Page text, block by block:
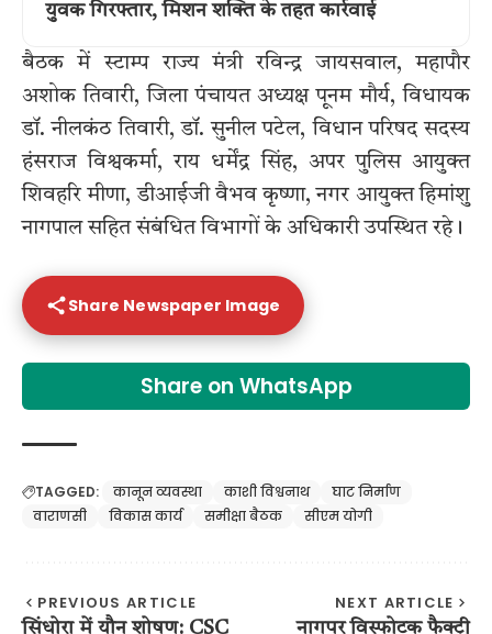
युवक गिरफ्तार, मिशन शक्ति के तहत कार्रवाई
बैठक में स्टाम्प राज्य मंत्री रविन्द्र जायसवाल, महापौर
अशोक तिवारी, जिला पंचायत अध्यक्ष पूनम मौर्य, विधायक
डॉ. नीलकंठ तिवारी, डॉ. सुनील पटेल, विधान परिषद सदस्य
हंसराज विश्वकर्मा, राय धर्मेंद्र सिंह, अपर पुलिस आयुक्त
शिवहरि मीणा, डीआईजी वैभव कृष्णा, नगर आयुक्त हिमांशु
नागपाल सहित संबंधित विभागों के अधिकारी उपस्थित रहे।
Share Newspaper Image
Share on WhatsApp
TAGGED: कानून व्यवस्था काशी विश्वनाथ
घाट निर्माण
वाराणसी
विकास कार्य समीक्षा बैठक सीएम योगी
PREVIOUS ARTICLE
सिंधोरा में यौन शोषण: CSC
NEXT ARTICLE
नागपुर विस्फोटक फैक्ट्री